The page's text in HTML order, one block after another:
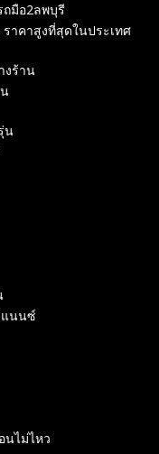
มือ2ลพบุรี
าคาสูงที่สุดในประเทศ
งร้าน
น
แนนซ์
นไม่ไหว